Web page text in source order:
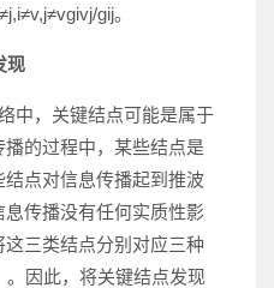
gij。
现
中，关键结点可能是属于
的过程中，某些结点是
点对信息传播起到推波
传播没有任何实质性影
三类结点分别对应三种
因此，将关键结点发现